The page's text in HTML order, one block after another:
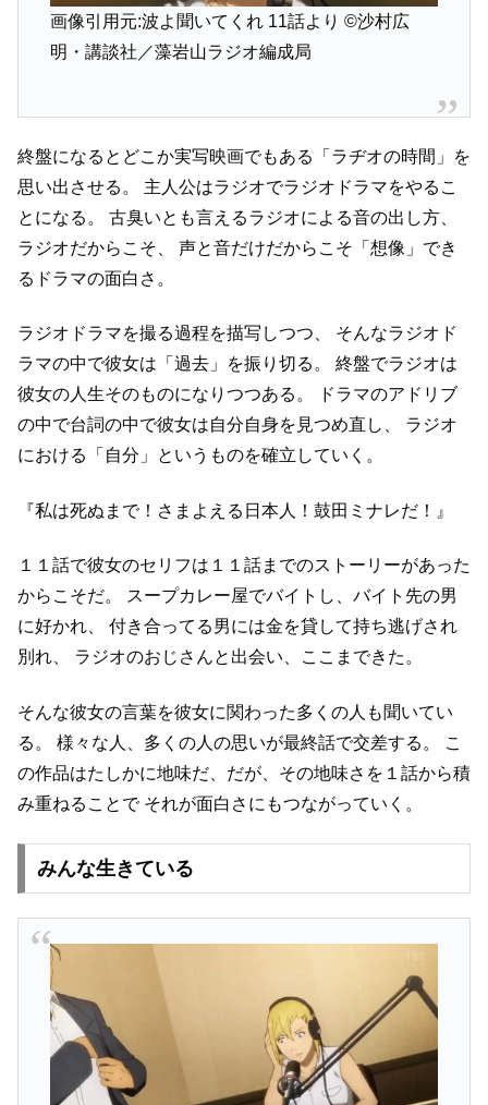
画像引用元:波よ聞いてくれ 11話より ©沙村広
明・講談社／藻岩山ラジオ編成局
終盤になるとどこか実写映画でもある「ラヂオの時間」を
思い出させる。
主人公はラジオでラジオドラマをやるこ
とになる。
古臭いとも言えるラジオによる音の出し方、
ラジオだからこそ、
声と音だけだからこそ「想像」でき
るドラマの面白さ。
ラジオドラマを撮る過程を描写しつつ、
そんなラジオド
ラマの中で彼女は「過去」を振り切る。
終盤でラジオは
彼女の人生そのものになりつつある。
ドラマのアドリブ
の中で台詞の中で彼女は自分自身を見つめ直し、
ラジオ
における「自分」というものを確立していく。
『私は死ぬまで！さまよえる日本人！鼓田ミナレだ！』
１１話で彼女のセリフは１１話までのストーリーがあった
からこそだ。
スープカレー屋でバイトし、バイト先の男
に好かれ、
付き合ってる男には金を貸して持ち逃げされ
別れ、
ラジオのおじさんと出会い、ここまできた。
そんな彼女の言葉を彼女に関わった多くの人も聞いてい
る。
様々な人、多くの人の思いが最終話で交差する。
こ
の作品はたしかに地味だ、だが、その地味さを１話から積
み重ねることでそれが面白さにもつながっていく。
みんな生きている